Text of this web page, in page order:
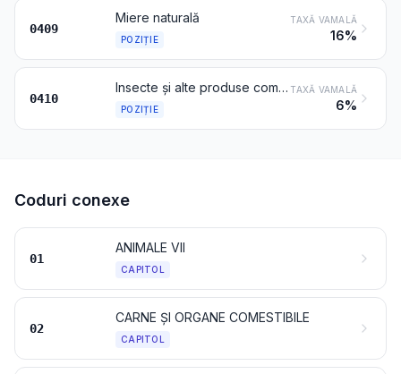
0409
Miere naturală
POZIȚIE
TAXĂ VAMALĂ
16%
0410
Insecte și alte produse comestibile de origine animală, nedenumite și necuprinse în altă parte
POZIȚIE
TAXĂ VAMALĂ
6%
Coduri conexe
01
ANIMALE VII
CAPITOL
02
CARNE ȘI ORGANE COMESTIBILE
CAPITOL